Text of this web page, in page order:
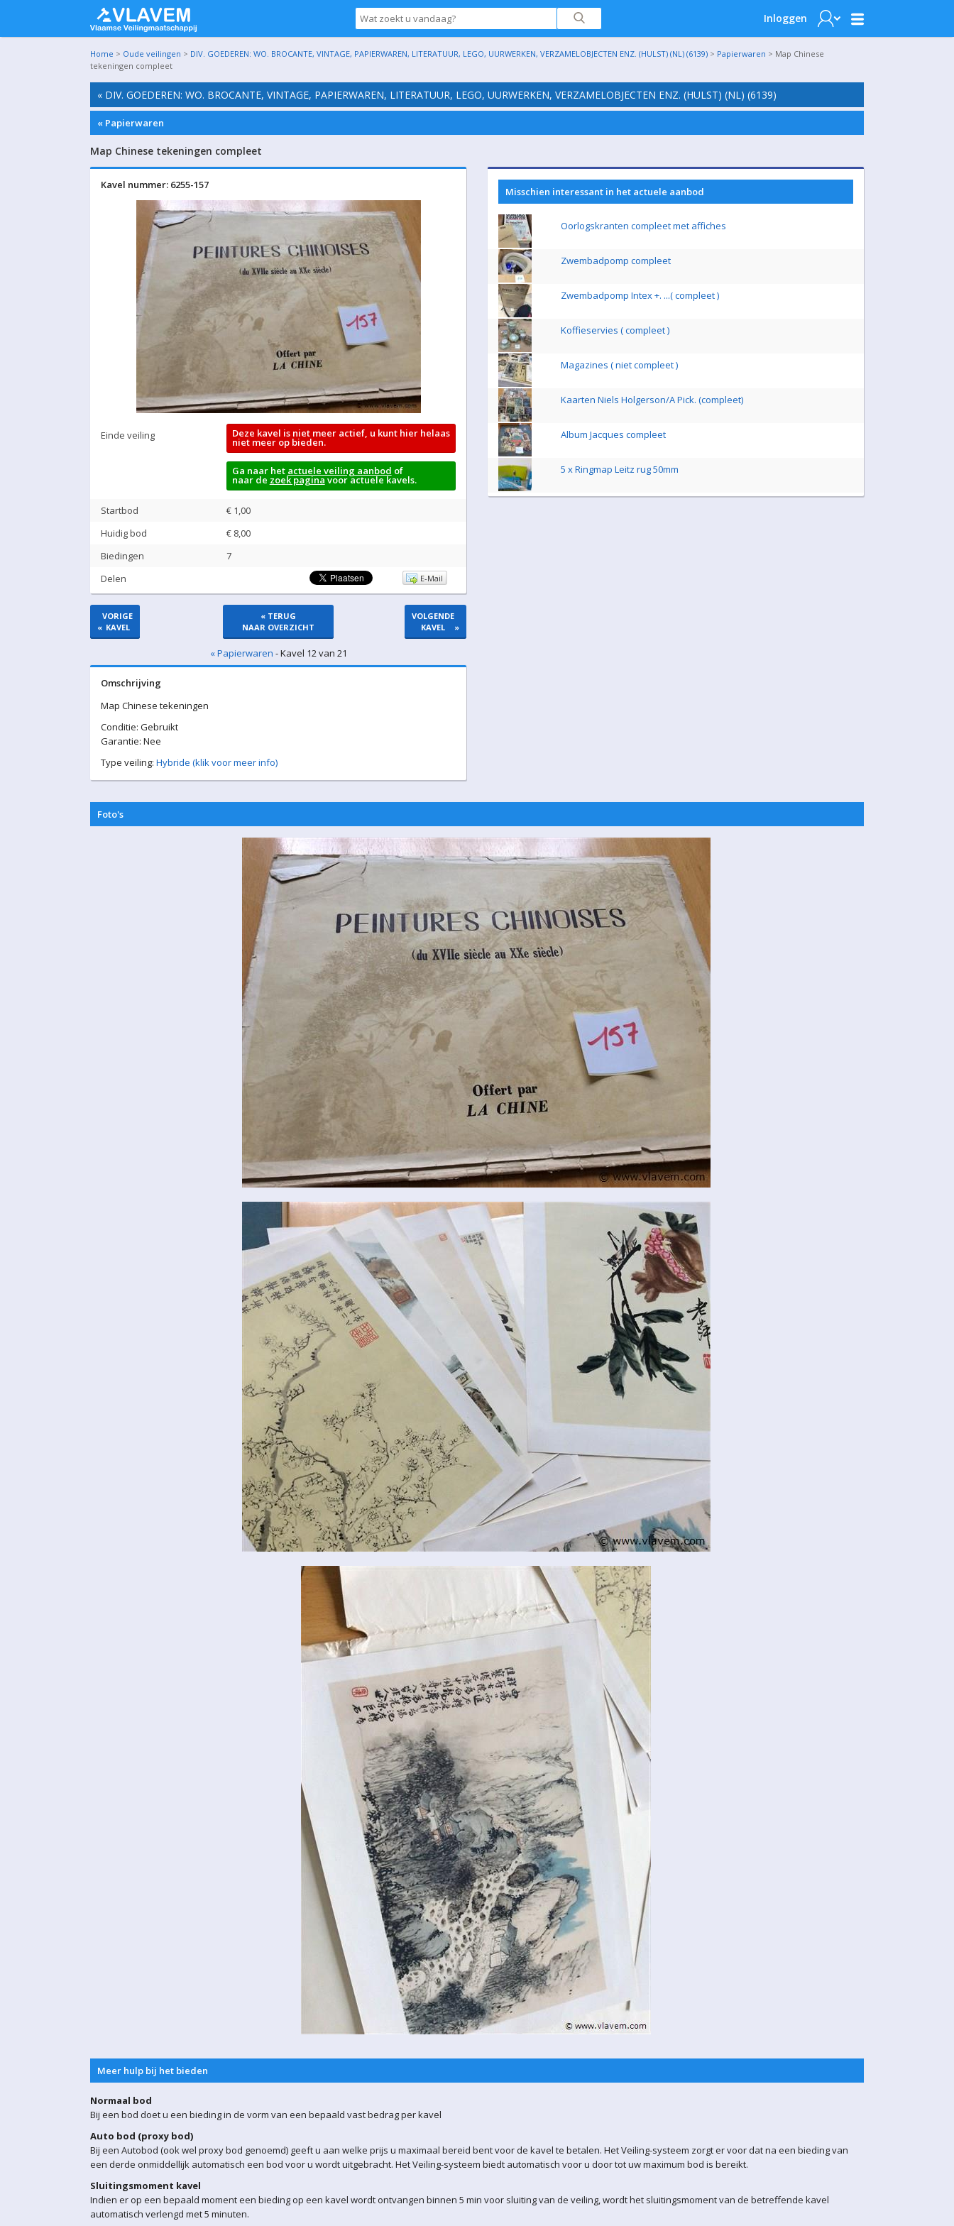
Inloggen
Home > Oude veilingen > DIV. GOEDEREN: WO. BROCANTE, VINTAGE, PAPIERWAREN, LITERATUUR, LEGO, UURWERKEN, VERZAMELOBJECTEN ENZ. (HULST) (NL) (6139) > Papierwaren > Map Chinese
tekeningen compleet
« DIV. GOEDEREN: WO. BROCANTE, VINTAGE, PAPIERWAREN, LITERATUUR, LEGO, UURWERKEN, VERZAMELOBJECTEN ENZ. (HULST) (NL) (6139)
« Papierwaren
Map Chinese tekeningen compleet
Kavel nummer: 6255-157
Einde veiling Deze kavel is niet meer actief, u kunt hier helaas
niet meer op bieden.
Ga naar het actuele veiling aanbod of
naar de zoek paginavoor actuele kavels.
Startbod
€ 1,00
Huidig bod
€ 8,00
Biedingen
7
Delen
E-Mail
«
VORIGE
KAVEL
« TERUG
NAAR OVERZICHT
VOLGENDE
KAVEL
»
« Papierwaren - Kavel 12 van 21
Omschrijving
Map Chinese tekeningen
Conditie: Gebruikt
Garantie: Nee
Type veiling: Hybride (klik voor meer info)
Misschien interessant in het actuele aanbod
Oorlogskranten compleet met affiches
Zwembadpomp compleet
Zwembadpomp Intex +. ...( compleet )
Koffieservies ( compleet )
Magazines ( niet compleet )
Kaarten Niels Holgerson/A Pick. (compleet)
Album Jacques compleet
5 x Ringmap Leitz rug 50mm
Foto's
Meer hulp bij het bieden
Normaal bod
Bij een bod doet u een bieding in de vorm van een bepaald vast bedrag per kavel
Auto bod (proxy bod)
Bij een Autobod (ook wel proxy bod genoemd) geeft u aan welke prijs u maximaal bereid bent voor de kavel te betalen. Het Veiling-systeem zorgt er voor dat na een bieding van
een derde onmiddellijk automatisch een bod voor u wordt uitgebracht. Het Veiling-systeem biedt automatisch voor u door tot uw maximum bod is bereikt.
Sluitingsmoment kavel
Indien er op een bepaald moment een bieding op een kavel wordt ontvangen binnen 5 min voor sluiting van de veiling, wordt het sluitingsmoment van de betreffende kavel
automatisch verlengd met 5 minuten.